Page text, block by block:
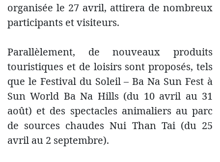
organisée le 27 avril, attirera de nombreux
participants et visiteurs.
Parallèlement, de nouveaux produits
touristiques et de loisirs sont proposés, tels
que le Festival du Soleil – Ba Na Sun Fest à
Sun World Ba Na Hills (du 10 avril au 31
août) et des spectacles animaliers au parc
de sources chaudes Nui Than Tai (du 25
avril au 2 septembre).